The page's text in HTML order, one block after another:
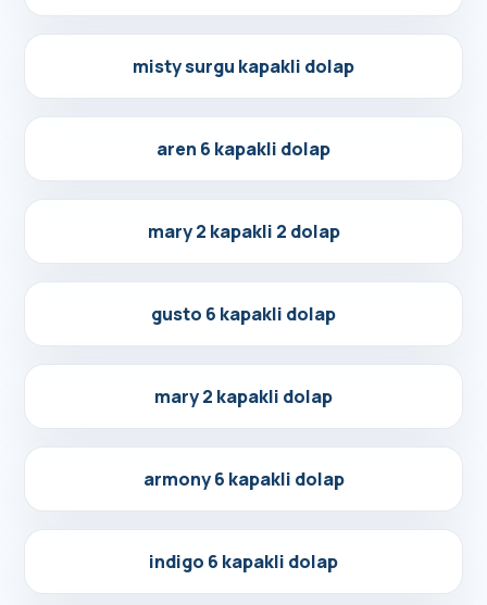
Detayları Gör
misty surgu kapakli dolap
Detayları Gör
aren 6 kapakli dolap
Detayları Gör
mary 2 kapakli 2 dolap
Detayları Gör
gusto 6 kapakli dolap
Detayları Gör
mary 2 kapakli dolap
Detayları Gör
armony 6 kapakli dolap
Detayları Gör
indigo 6 kapakli dolap